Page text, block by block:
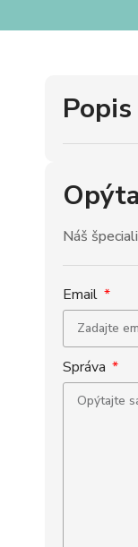
Popis
Náš
Email
Správa